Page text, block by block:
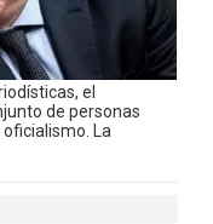
el
de personas
La